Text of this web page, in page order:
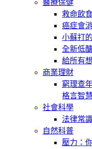
醫療保健
救命飲
癌症會
小蘇打
全新低
給所有
商業理財
窮理查
格言智
社會科學
法律常
自然科普
壓力：